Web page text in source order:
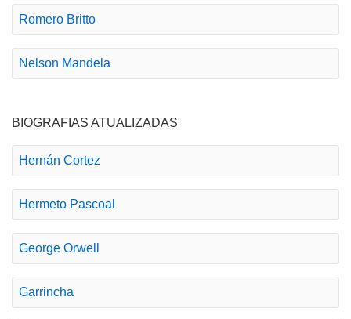
Romero Britto
Nelson Mandela
BIOGRAFIAS ATUALIZADAS
Hernán Cortez
Hermeto Pascoal
George Orwell
Garrincha